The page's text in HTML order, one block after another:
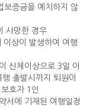
보증금을 예치하지 않
사망한 경우
이상이 발생하여 여행
신체이상으로 3일 이
출발시까지 퇴원이
호자 1인
서에 기재된 여행일정